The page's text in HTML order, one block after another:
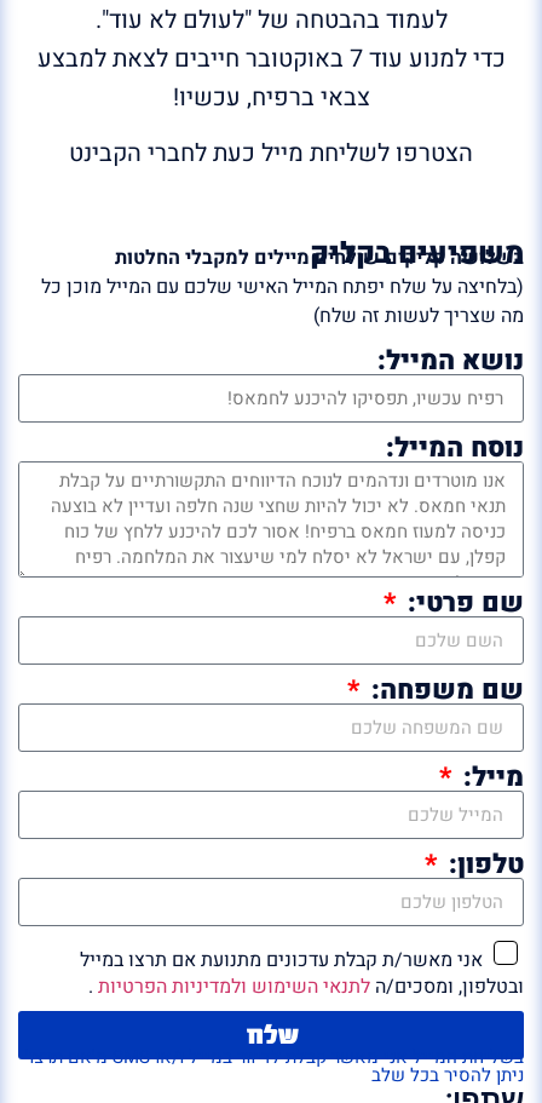
לעמוד בהבטחה של "לעולם לא עוד".
כדי למנוע עוד 7 באוקטובר חייבים לצאת למבצע
צבאי ברפיח, עכשיו!
הצטרפו לשליחת מייל כעת לחברי הקבינט
משפיעים בקליק
בשלושה קליקים שולחים מיילים למקבלי החלטות
(בלחיצה על שלח יפתח המייל האישי שלכם עם המייל מוכן כל
מה שצריך לעשות זה שלח)
נושא המייל:
נוסח המייל:
שם פרטי:
שם משפחה:
מייל:
טלפון:
אני מאשר/ת קבלת עדכונים מתנועת אם תרצו במייל
ובטלפון, ומסכים/ה לתנאי השימוש ולמדיניות הפרטיות .
שלח
בשליחת המייל אני מאשר קבלת לדיוור במייל ו/או SMS מ'אם תרצו'
ניתן להסיר בכל שלב